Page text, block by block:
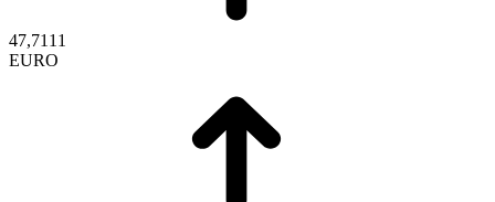
47,7111
EURO